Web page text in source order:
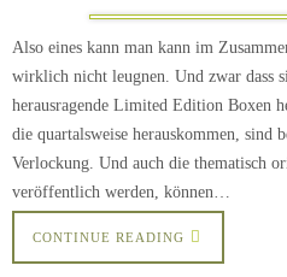
Also eines kann man kann im
wirklich nicht leugnen. Und zwar dass
herausragende Limited Edition Boxen
die quartalsweise herauskommen, sind
Verlockung. Und auch die thematisch
veröffentlich werden, können…
CONTINUE READING